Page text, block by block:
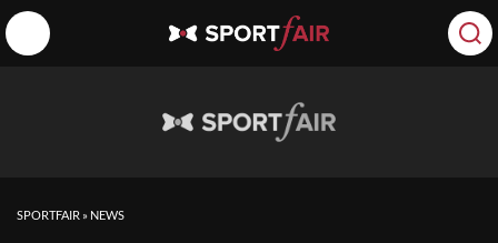
SPORTFAIR » NEWS